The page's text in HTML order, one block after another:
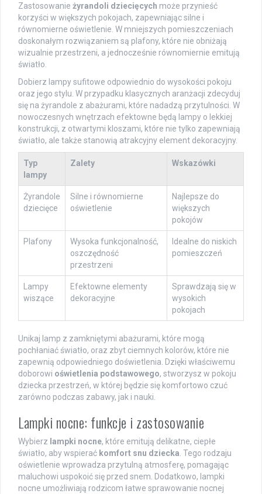
Zastosowanie żyrandoli dziecięcych może przynieść
korzyści w większych pokojach, zapewniając silne i
równomierne oświetlenie. W mniejszych pomieszczeniach
doskonałym rozwiązaniem są plafony, które nie obniżają
wizualnie przestrzeni, a jednocześnie równomiernie emitują
światło.
Dobierz lampy sufitowe odpowiednio do wysokości pokoju
oraz jego stylu. W przypadku klasycznych aranżacji zdecyduj
się na żyrandole z abażurami, które nadadzą przytulności. W
nowoczesnych wnętrzach efektowne będą lampy o lekkiej
konstrukcji, z otwartymi kloszami, które nie tylko zapewniają
światło, ale także stanowią atrakcyjny element dekoracyjny.
Typ
lampy
Zalety Wskazówki
Żyrandole
dziecięce
Silne i równomierne
oświetlenie
Najlepsze do
większych
pokojów
Plafony
Wysoka funkcjonalność,
oszczędność
przestrzeni
Idealne do niskich
pomieszczeń
Lampy
wiszące
Efektowne elementy
dekoracyjne
Sprawdzają się w
wysokich
pokojach
Unikaj lamp z zamkniętymi abażurami, które mogą
pochłaniać światło, oraz zbyt ciemnych kolorów, które nie
zapewnią odpowiedniego doświetlenia. Dzięki właściwemu
doborowi oświetlenia podstawowego, stworzysz w pokoju
dziecka przestrzeń, w której będzie się komfortowo czuć
zarówno podczas zabawy, jak i nauki.
Lampki nocne: funkcje i zastosowanie
Wybierz lampki nocne, które emitują delikatne, ciepłe
światło, aby wspierać komfort snu dziecka . Tego rodzaju
oświetlenie wprowadza przytulną atmosferę, pomagając
maluchowi uspokoić się przed snem. Dodatkowo, lampki
nocne umożliwiają rodzicom łatwe sprawowanie nocnej